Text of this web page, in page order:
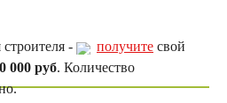
- получите свой
000 руб. Количество